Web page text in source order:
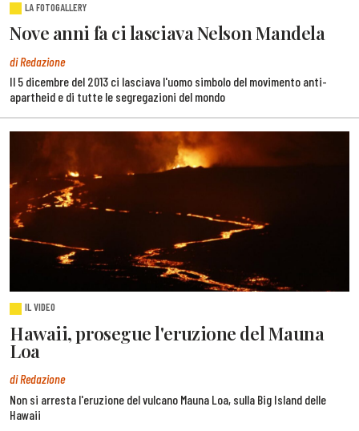
LA FOTOGALLERY
Nove anni fa ci lasciava Nelson Mandela
di Redazione
Il 5 dicembre del 2013 ci lasciava l'uomo simbolo del movimento anti-
apartheid e di tutte le segregazioni del mondo
IL VIDEO
Hawaii, prosegue l'eruzione del Mauna
Loa
di Redazione
Non si arresta l'eruzione del vulcano Mauna Loa, sulla Big Island delle
Hawaii